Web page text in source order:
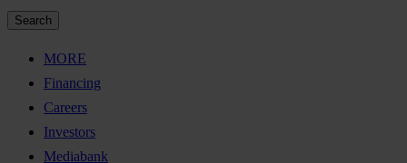
Search
MORE
Financing
Careers
Investors
Mediabank